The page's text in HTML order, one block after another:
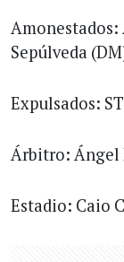
Amonestados:
Sepúlveda
Expulsados:
Árbitro: Ángel
Estadio: Caio